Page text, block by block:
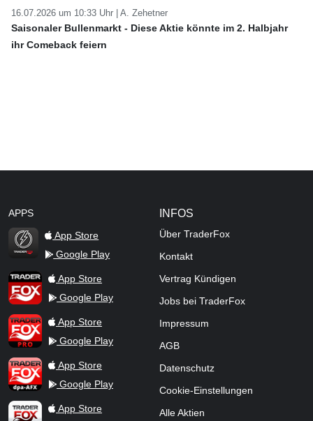
16.07.2026 um 10:33 Uhr | A. Zehetner
Saisonaler Bullenmarkt - Diese Aktie könnte im 2. Halbjahr
ihr Comeback feiern
APPS
App Store
Google Play
TraderFox AppApp Store
Google Play
TraderFox ProApp Store
Google Play
TraderFox dpa-AFX ProFeed
App Store
Google Play
TraderFox Live Trading
App Store
INFOS
Über TraderFox
Kontakt
Vertrag Kündigen
Jobs bei TraderFox
Impressum
AGB
Datenschutz
Cookie-Einstellungen
Alle Aktien